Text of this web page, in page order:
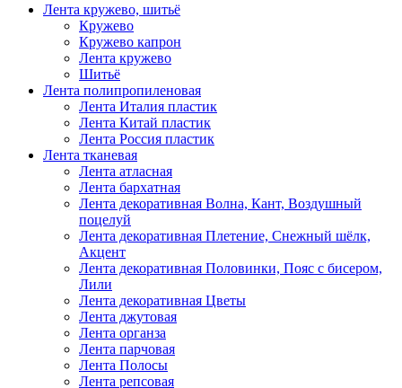
Лента кружево, шитьё
Кружево
Кружево капрон
Лента кружево
Шитьё
Лента полипропиленовая
Лента Италия пластик
Лента Китай пластик
Лента Россия пластик
Лента тканевая
Лента атласная
Лента бархатная
Лента декоративная Волна, Кант, Воздушный
поцелуй
Лента декоративная Плетение, Снежный шёлк,
Акцент
Лента декоративная Половинки, Пояс с бисером,
Лили
Лента декоративная Цветы
Лента джутовая
Лента органза
Лента парчовая
Лента Полосы
Лента репсовая